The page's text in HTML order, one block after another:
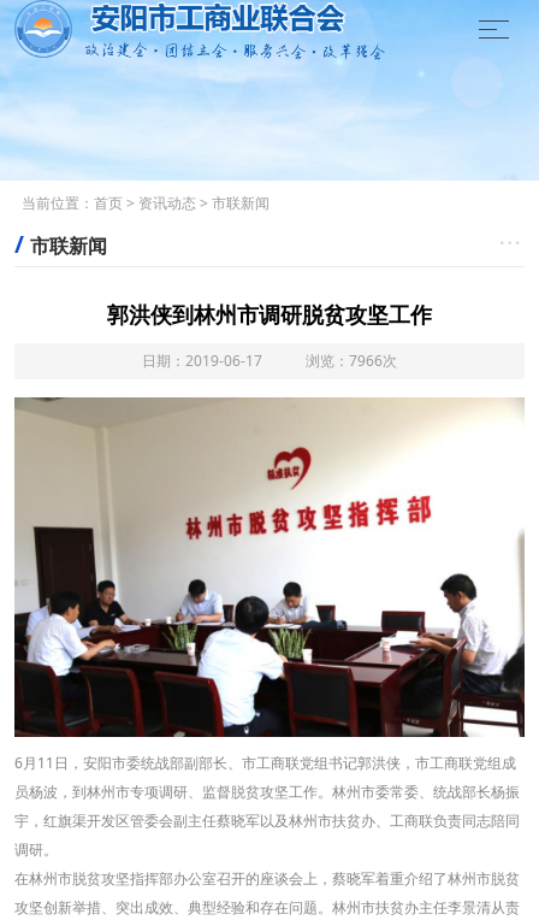

当前位置： 首页> 资讯动态 > 市联新闻
/ 市联新闻 
郭洪侠到林州市调研脱贫攻坚工作
日期：2019-06-17 浏览：7966次
6月11日，安阳市委统战部副部长、市工商联党组书记郭洪侠，市工商联党组成
员杨波，到林州市专项调研、监督脱贫攻坚工作。林州市委常委、统战部长杨振
宇，红旗渠开发区管委会副主任蔡晓军以及林州市扶贫办、工商联负责同志陪同
调研。
在林州市脱贫攻坚指挥部办公室召开的座谈会上，蔡晓军着重介绍了林州市脱贫
攻坚创新举措、突出成效、典型经验和存在问题。林州市扶贫办主任李景清从责